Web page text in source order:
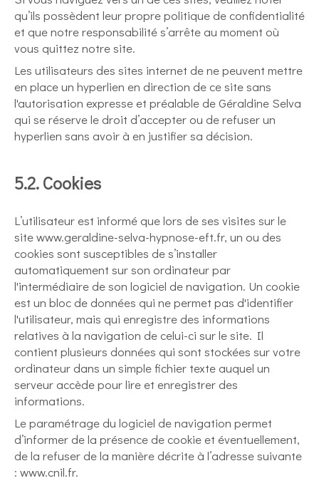
qu’ils possèdent leur propre politique de confidentialité
et que notre responsabilité s’arrête au moment où
vous quittez notre site.
Les utilisateurs des sites internet de ne peuvent mettre
en place un hyperlien en direction de ce site sans
l'autorisation expresse et préalable de Géraldine Selva
qui se réserve le droit d’accepter ou de refuser un
hyperlien sans avoir à en justifier sa décision.
5.2. Cookies
L’utilisateur est informé que lors de ses visites sur le
site www.geraldine-selva-hypnose-eft.fr, un ou des
cookies sont susceptibles de s’installer
automatiquement sur son ordinateur par
l'intermédiaire de son logiciel de navigation. Un cookie
est un bloc de données qui ne permet pas d'identifier
l'utilisateur, mais qui enregistre des informations
relatives à la navigation de celui-ci sur le site. Il
contient plusieurs données qui sont stockées sur votre
ordinateur dans un simple fichier texte auquel un
serveur accède pour lire et enregistrer des
informations.
Le paramétrage du logiciel de navigation permet
d’informer de la présence de cookie et éventuellement,
de la refuser de la manière décrite à l’adresse suivante
: www.cnil.fr.